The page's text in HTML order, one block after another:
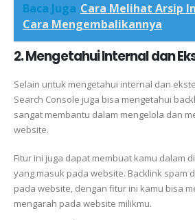
Baca Juga Cara Melihat Arsip
Cara Mengembalikannya
2. Mengetahui Internal dan
Selain untuk mengetahui internal dan
Search Console juga bisa mengetahui
sangat membantu dalam mengelola dan
website.
Fitur ini juga dapat membuat kamu dalam
yang masuk pada website. Backlink spam
pada website, dengan fitur ini kamu bisa
mengarah pada website milikmu.